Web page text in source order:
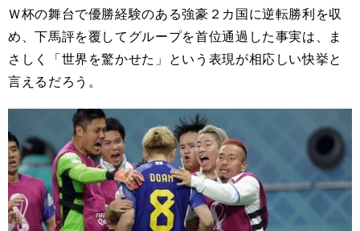
Ｗ杯の舞台で優勝経験のある強豪２カ国に逆転勝利を収
め、下馬評を覆してグループを首位通過した事実は、ま
さしく「世界を驚かせた」という表現が相応しい快挙と
言えるだろう。